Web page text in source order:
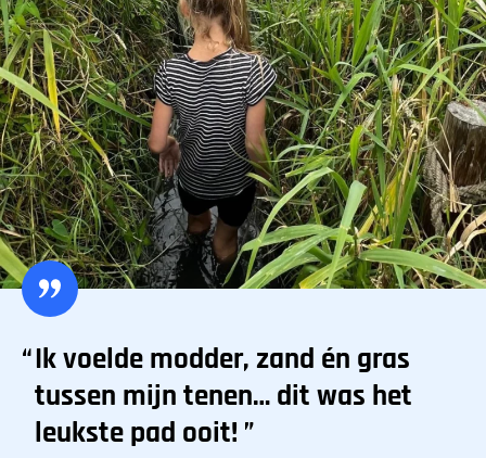
Ik voelde modder, zand én gras
tussen mijn tenen… dit was het
leukste pad ooit!